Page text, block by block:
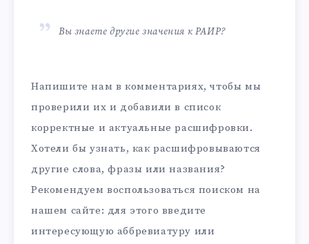
Вы знаете другие значения к РАИР?
Напишите нам в комментариях, чтобы мы
проверили их и добавили в список
корректные и актуальные расшифровки.
Хотели бы узнать, как расшифровываются
другие слова, фразы или названия?
Рекомендуем воспользоваться поиском на
нашем сайте: для этого введите
интересующую аббревиатуру или